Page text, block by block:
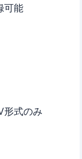
可能
形式のみ